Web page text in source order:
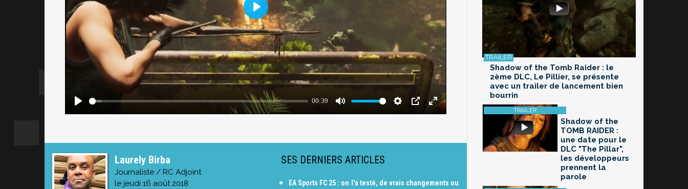
Laurely Birba
Journaliste / RC Adjoint
le jeudi 16 août 2018
SES DERNIERS ARTICLES
EA Sports FC 25 : on l'a testé, de vrais changements ou
Shadow of the Tomb Raider : le
2ème DLC, Le Pillier, se présente
avec un trailer de lancement bien
bourrin
Shadow of the
TOMB RAIDER :
une date pour le
DLC "The Pillar",
les développeurs
prennent la
parole